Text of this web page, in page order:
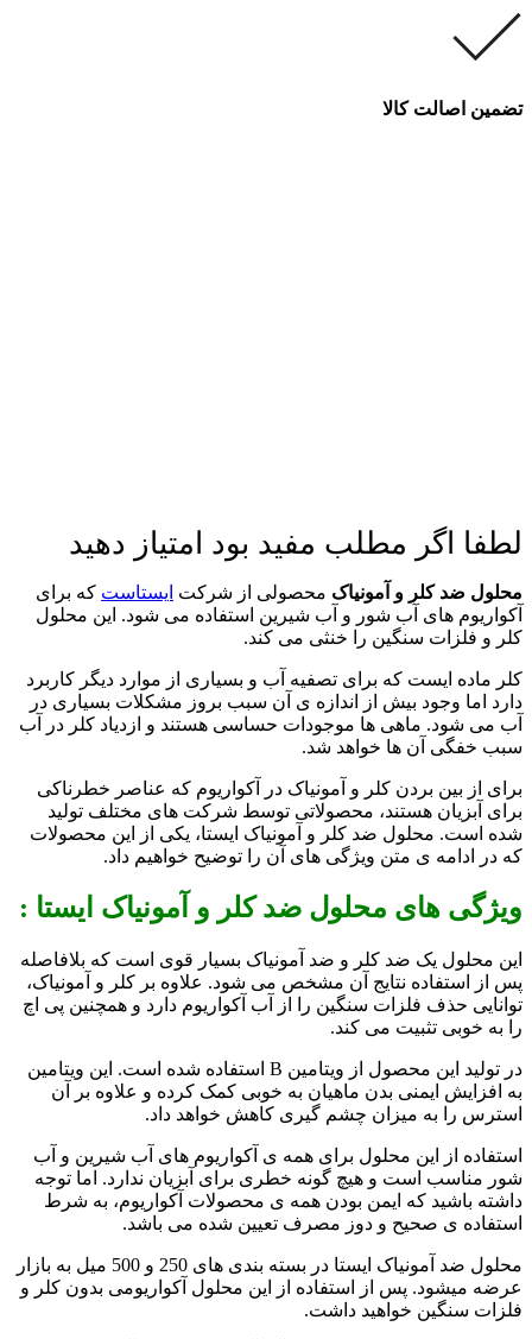
تضمین اصالت کالا
لطفا اگر مطلب مفید بود امتیاز دهید
محلول ضد کلر و آمونیاک محصولی از شرکت ایستاست که برای
آکواریوم های آب شور و آب شیرین استفاده می شود. این محلول
کلر و فلزات سنگین را خنثی می کند.
کلر ماده ایست که برای تصفیه آب و بسیاری از موارد دیگر کاربرد
دارد اما وجود بیش از اندازه ی آن سبب بروز مشکلات بسیاری در
آب می شود. ماهی ها موجودات حساسی هستند و ازدیاد کلر در آب
سبب خفگی آن ها خواهد شد.
برای از بین بردن کلر و آمونیاک در آکواریوم که عناصر خطرناکی
برای آبزیان هستند، محصولاتی توسط شرکت های مختلف تولید
شده است. محلول ضد کلر و آمونیاک ایستا، یکی از این محصولات
که در ادامه ی متن ویژگی های آن را توضیح خواهیم داد.
ویژگی های محلول ضد کلر و آمونیاک ایستا :
این محلول یک ضد کلر و ضد آمونیاک بسیار قوی است که بلافاصله
پس از استفاده نتایج آن مشخص می شود. علاوه بر کلر و آمونیاک،
توانایی حذف فلزات سنگین را از آب آکواریوم دارد و همچنین پی اچ
را به خوبی تثبیت می کند.
در تولید این محصول از ویتامین B استفاده شده است. این ویتامین
به افزایش ایمنی بدن ماهیان به خوبی کمک کرده و علاوه بر آن
استرس را به میزان چشم گیری کاهش خواهد داد.
استفاده از این محلول برای همه ی آکواریوم های آب شیرین و آب
شور مناسب است و هیچ گونه خطری برای آبزیان ندارد. اما توجه
داشته باشید که ایمن بودن همه ی محصولات آکواریوم، به شرط
استفاده ی صحیح و دوز مصرف تعیین شده می باشد.
محلول ضد آمونیاک ایستا در بسته بندی های 250 و 500 میل به بازار
عرضه میشود. پس از استفاده از این محلول آکواریومی بدون کلر و
فلزات سنگین خواهید داشت.